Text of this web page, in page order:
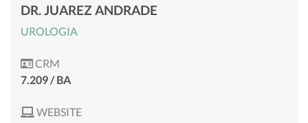
DR. JUAREZ ANDRADE
UROLOGIA
CRM
7.209 / BA
WEBSITE